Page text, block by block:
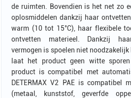
de ruimten. Bovendien is het net zo
oplosmiddelen dankzij haar
warm (10 tot 15°C), haar flexibele
ontvetten materieel. Dankzij
vermogen is spoelen niet
laat het product geen witte
product is compatibel met
DETERMAX V2 PAE is compatibel
(metaal, kunststof, geverfde